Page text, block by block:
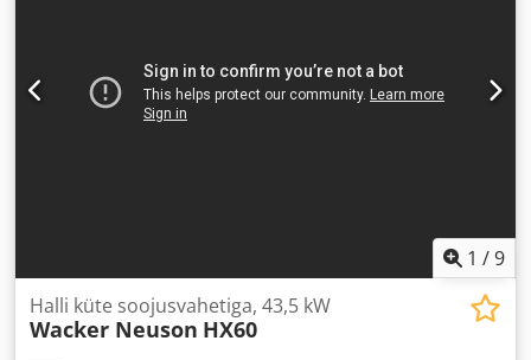
1 /9
Halli küte soojusvahetiga, 43,5 kW
Wacker Neuson HX60